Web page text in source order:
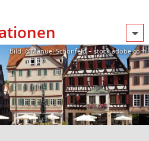
Bild: @Manuel Schönfeld – stock.adobe.com